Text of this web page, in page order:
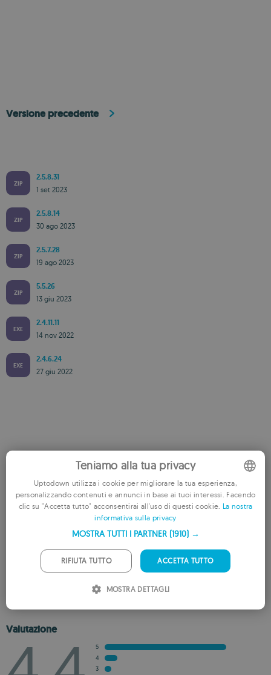
Versione precedente
ZIP
2.5.8.31
1 set 2023
ZIP
2.5.8.14
30 ago 2023
ZIP
2.5.7.28
19 ago 2023
ZIP
5.5.26
13 giu 2023
EXE
2.4.11.11
14 nov 2022
EXE
2.4.6.24
27 giu 2022
Valuta questa App
RECENSISCI L’APP
AGGIUNGI ALLA LISTA DEI DESIDERI AGGIUNGI AI CONSIGLIATI
Valutazione
5
4
3
ENGLISH
PORTUGUESE
Teniamo alla tua privacy
Uptodown utilizza i cookie per migliorare la tua esperienza,
personalizzando contenuti e annunci in base ai tuoi interessi. Facendo
clic su "Accetta tutto" acconsentirai all'uso di questi cookie. La nostra
informativa sulla privacy
MOSTRA TUTTI I PARTNER (1910) →
ACCETTA TUTTO
RIFIUTA TUTTO
MOSTRA DETTAGLI